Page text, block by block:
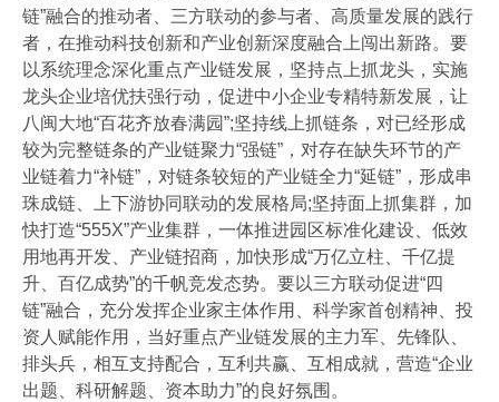
链”融合的推动者、三方联动的参与者、高质量发展的践行
者，在推动科技创新和产业创新深度融合上闯出新路。要
以系统理念深化重点产业链发展，坚持点上抓龙头，实施
龙头企业培优扶强行动，促进中小企业专精特新发展，让
八闽大地“百花齐放春满园”;坚持线上抓链条，对已经形成
较为完整链条的产业链聚力“强链”，对存在缺失环节的产
业链着力“补链”，对链条较短的产业链全力“延链”，形成串
珠成链、上下游协同联动的发展格局;坚持面上抓集群，加
快打造“555X”产业集群，一体推进园区标准化建设、低效
用地再开发、产业链招商，加快形成“万亿立柱、千亿提
升、百亿成势”的千帆竞发态势。要以三方联动促进“四
链”融合，充分发挥企业家主体作用、科学家首创精神、投
资人赋能作用，当好重点产业链发展的主力军、先锋队、
排头兵，相互支持配合，互利共赢、互相成就，营造“企业
出题、科研解题、资本助力”的良好氛围。